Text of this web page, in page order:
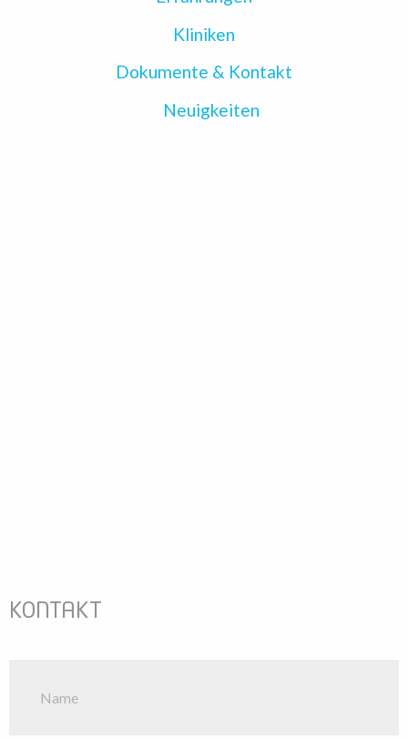
Kliniken
Dokumente & Kontakt
Neuigkeiten
KONTAKT